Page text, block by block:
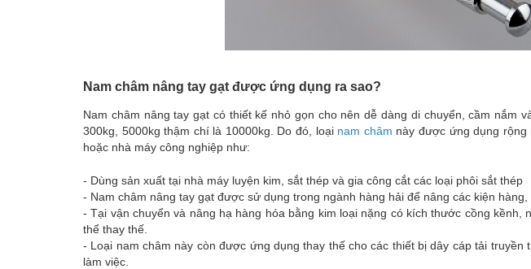
Nam châm nâng tay gạt được ứng dụng ra sao?
Nam châm nâng tay gạt có thiết kế nhỏ gọn cho nên dễ dàng di chuyển, cầm nắm
300kg, 5000kg thậm chí là 10000kg. Do đó, loại nam châm này được ứng dụng
hoặc nhà máy công nghiệp như:
- Dùng sản xuất tại nhà máy luyện kim, sắt thép và gia công cắt các loại phôi sắt thép
- Nam châm nâng tay gạt được sử dụng trong ngành hàng hải để nâng các kiện
- Tại vận chuyển và nâng hạ hàng hóa bằng kim loại nặng có kích thước cồng kềnh,
thể thay thế.
- Loại nam châm này còn được ứng dụng thay thế cho các thiết bị dây cáp tải truyền
làm việc.